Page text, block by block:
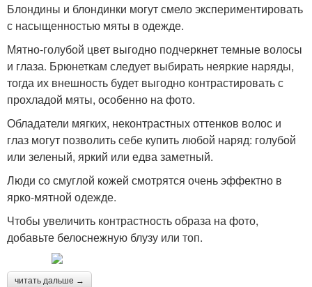
Блондины и блондинки могут смело экспериментировать
с насыщенностью мяты в одежде.
Мятно-голубой цвет выгодно подчеркнет темные волосы
и глаза. Брюнеткам следует выбирать неяркие наряды,
тогда их внешность будет выгодно контрастировать с
прохладой мяты, особенно на фото.
Обладатели мягких, неконтрастных оттенков волос и
глаз могут позволить себе купить любой наряд: голубой
или зеленый, яркий или едва заметный.
Люди со смуглой кожей смотрятся очень эффектно в
ярко-мятной одежде.
Чтобы увеличить контрастность образа на фото,
добавьте белоснежную блузу или топ.
читать дальше →